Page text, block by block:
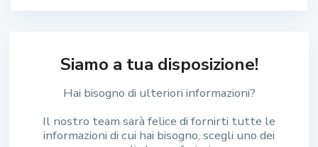
Siamo a tua disposizione!
Hai bisogno di ulteriori informazioni?
Il nostro team sarà felice di fornirti tutte le
informazioni di cui hai bisogno, scegli uno dei